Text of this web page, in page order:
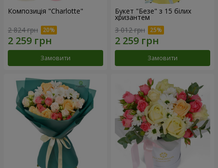
Композиція "Charlotte"
2 824 грн
Замовити
Букет "Безе" з 15 білих
хризантем
3 012 грн
Замовити